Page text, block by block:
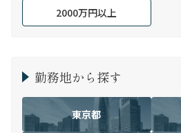
2000万円以上
勤務地から探す
東京都